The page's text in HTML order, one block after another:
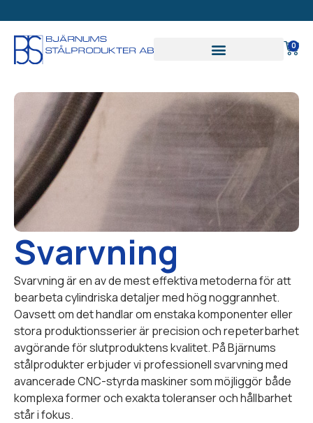
FÖRETAG
0
Svarvning
Svarvning är en av de mest effektiva metoderna för att
bearbeta cylindriska detaljer med hög noggrannhet.
Oavsett om det handlar om enstaka komponenter eller
stora produktionsserier är precision och repeterbarhet
avgörande för slutproduktens kvalitet. På Bjärnums
stålprodukter erbjuder vi professionell svarvning med
avancerade CNC-styrda maskiner som möjliggör både
komplexa former och exakta toleranser och hållbarhet
står i fokus.